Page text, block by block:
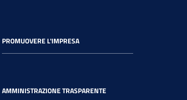
PROMUOVERE L'IMPRESA
AMMINISTRAZIONE TRASPARENTE